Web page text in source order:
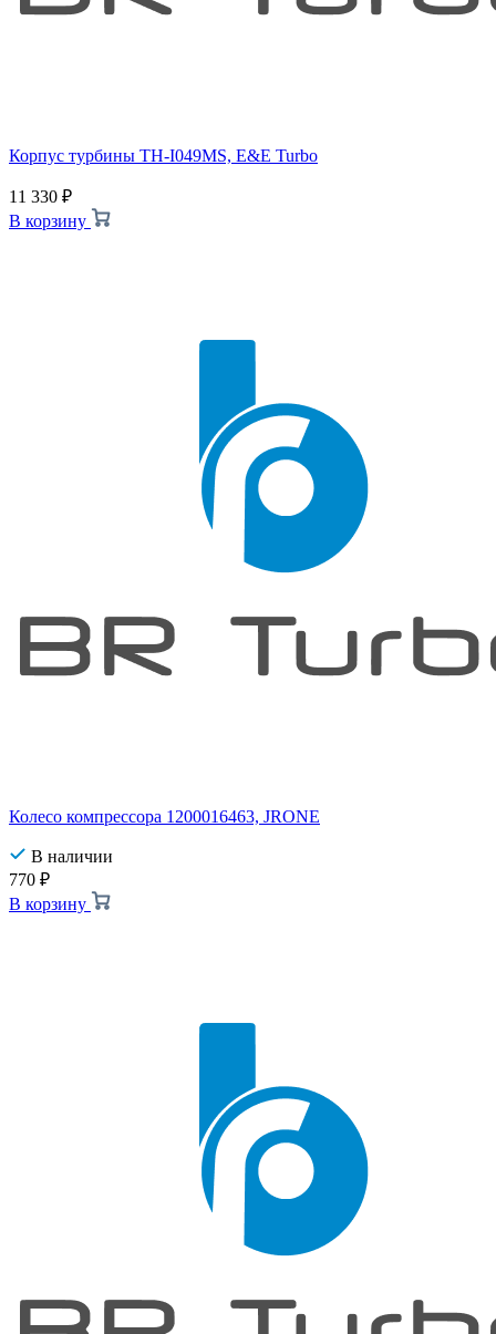
Корпус турбины TH-I049MS, E&E Turbo
11 330 ₽
В корзину
Колесо компрессора 1200016463, JRONE
В наличии
770 ₽
В корзину